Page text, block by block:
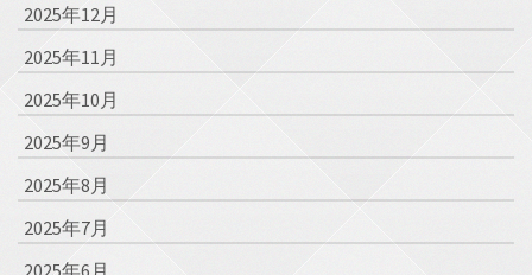
2025年12月
2025年11月
2025年10月
2025年9月
2025年8月
2025年7月
2025年6月